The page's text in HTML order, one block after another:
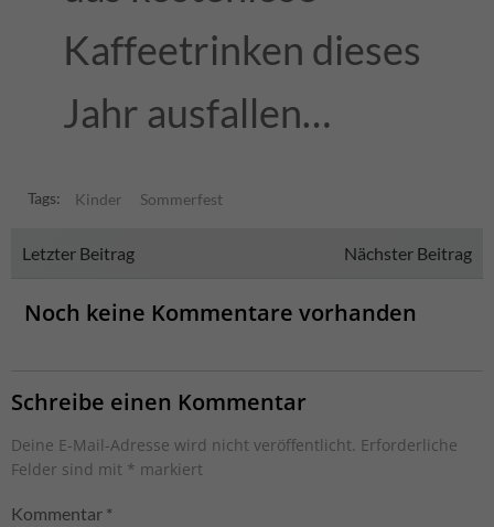
Kaffeetrinken dieses
Jahr ausfallen…
Tags: Kinder Sommerfest
Post
navigation
Letzter Beitrag
navigation
Nächster Beitrag
Noch keine Kommentare vorhanden
Schreibe einen Kommentar
Deine E-Mail-Adresse wird nicht veröffentlicht. Erforderliche
Felder sind mit * markiert
Kommentar *